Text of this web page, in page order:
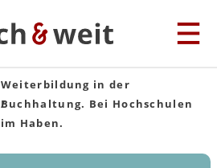
Weiterbildung in der
Buchhaltung. Bei Hochschulen
im Haben.